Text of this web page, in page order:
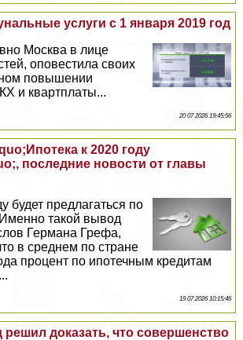
услуги с 1 января 2019 год
Москва в лице
оповестила своих
повышении
и квартплаты...
20 07 2026 19:45:56
к 2020 году
последние новости от главы
будет предлагаться по
такой вывод
Германа Грефа,
в среднем по стране
процент по ипотечным кредитам
19 07 2026 10:15:46
доказать, что совершенство